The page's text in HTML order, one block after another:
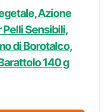
Azione
Sensibili,
di Borotalco,
140 g